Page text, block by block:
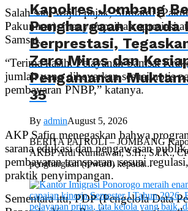
Salah satu wajib pajak, Sumardi
Pakuniran), menyampaikan apresiasi
Samsat.
“Terima kasih. Pelayanan Samsat
jumlah yang dibayarkan sesuai notis
pembayaran PNBP,” katanya.
AKP Safiq menegaskan bahwa
sarana edukasi dan pengawasan
pembayaran transparan, sesuai
praktik penyimpangan.
Sementara itu, PDP (Pengelola Data
Kapolres Jombang
Penghargaan kepada
Berprestasi,
Zero Miras dan
Pengamanan
35
By adminAugust 5, 2026
BERITA PATROLI – JOMBANG
AKBP Ardi Kurniawan, S.H., S.I.K.,
penghargaan (reward) kepada...